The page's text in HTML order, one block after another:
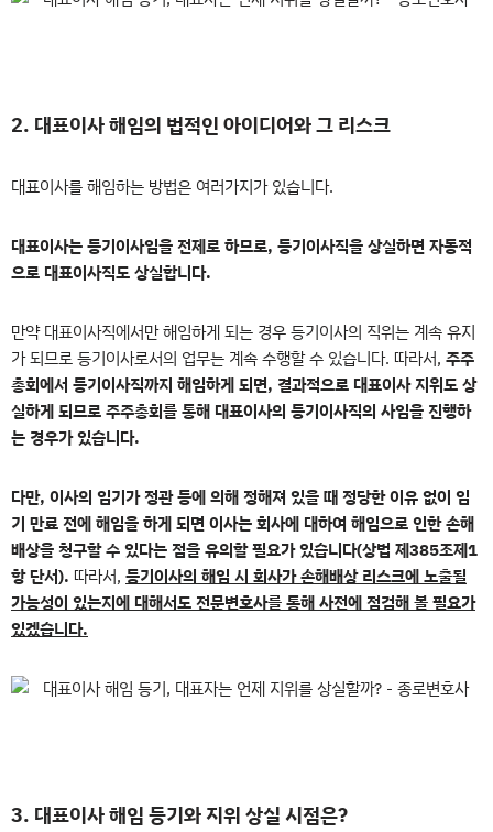
2. 대표이사 해임의 법적인 아이디어와 그 리스크
대표이사를 해임하는 방법은 여러가지가 있습니다.
대표이사는 등기이사임을 전제로 하므로, 등기이사직을 상실하면 자동적
으로 대표이사직도 상실합니다.
만약 대표이사직에서만 해임하게 되는 경우 등기이사의 직위는 계속 유지
가 되므로 등기이사로서의 업무는 계속 수행할 수 있습니다. 따라서, 주주
총회에서 등기이사직까지 해임하게 되면, 결과적으로 대표이사 지위도 상
실하게 되므로 주주총회를 통해 대표이사의 등기이사직의 사임을 진행하
는 경우가 있습니다.
다만, 이사의 임기가 정관 등에 의해 정해져 있을 때 정당한 이유 없이 임
기 만료 전에 해임을 하게 되면 이사는 회사에 대하여 해임으로 인한 손해
배상을 청구할 수 있다는 점을 유의할 필요가 있습니다(상법 제385조제1
항 단서). 따라서, 등기이사의 해임 시 회사가 손해배상 리스크에 노출될
가능성이 있는지에 대해서도 전문변호사를 통해 사전에 점검해 볼 필요가
있겠습니다.
3. 대표이사 해임 등기와 지위 상실 시점은?